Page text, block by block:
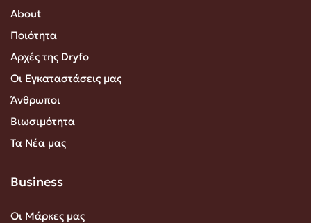
About
Ποιότητα
Αρχές της Dryfo
Οι Εγκαταστάσεις μας
Άνθρωποι
Βιωσιμότητα
Τα Νέα μας
Business
Οι Μάρκες μας